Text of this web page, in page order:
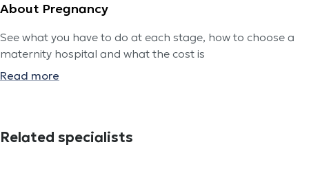
About Pregnancy
See what you have to do at each stage, how to choose a
maternity hospital and what the cost is
Read more
Related specialists